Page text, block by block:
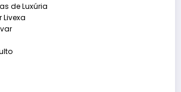
de Luxúria